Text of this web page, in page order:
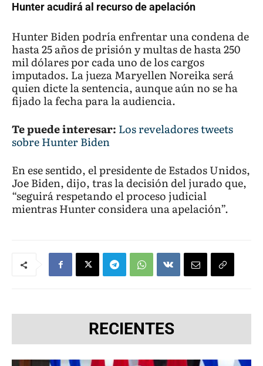
Hunter acudirá al recurso de apelación
Hunter Biden podría enfrentar una condena de
hasta 25 años de prisión y multas de hasta 250
mil dólares por cada uno de los cargos
imputados. La jueza Maryellen Noreika será
quien dicte la sentencia, aunque aún no se ha
fijado la fecha para la audiencia.
Te puede interesar: Los reveladores tweets
sobre Hunter Biden
En ese sentido, el presidente de Estados Unidos,
Joe Biden, dijo, tras la decisión del jurado que,
“seguirá respetando el proceso judicial
mientras Hunter considera una apelación”.
RECIENTES